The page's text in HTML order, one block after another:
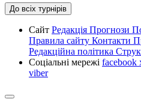
До всіх турнірів
Сайт Редакція Прогнози
Правила сайту Контакти
Редакційна політика
Соціальні мережі facebook
viber